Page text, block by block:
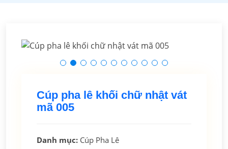
Cúp pha lê khối chữ nhật vát
mã 005
Danh mục: Cúp Pha Lê